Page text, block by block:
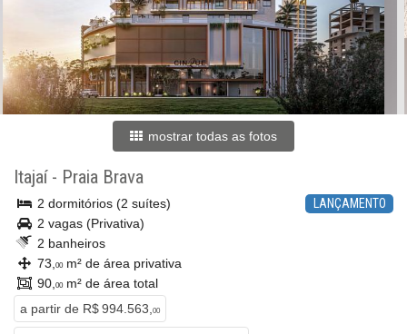
mostrar todas as fotos
Itajaí- Praia Brava
LANÇAMENTO
2 dormitórios (2 suítes)
2 vagas (Privativa)
2 banheiros
73, 00m² de área privativa
90, 00m² de área total
a partir de R$ 994.563, 00